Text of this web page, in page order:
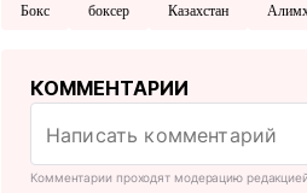
Бокс боксер Казахстан
КОММЕНТАРИИ
Комментарии проходят модерацию редакцией